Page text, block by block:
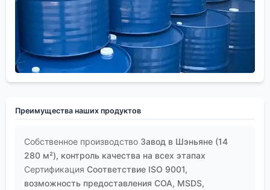
Преимущества наших продуктов
Собственное производство Завод в Шэньяне (14
280 м²), контроль качества на всех этапах
Сертификация Соответствие ISO 9001,
возможность предоставления COA, MSDS,